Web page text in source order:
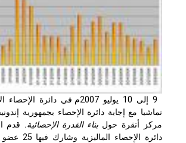
9 إلى 10 يوليو 2007م في دائرة
تماشيا مع إجابة دائرة الإحصاء بجمهورية
مركز أنقرة حولبناء القدرة الإحصائية.قدم
دائرة الإحصاء